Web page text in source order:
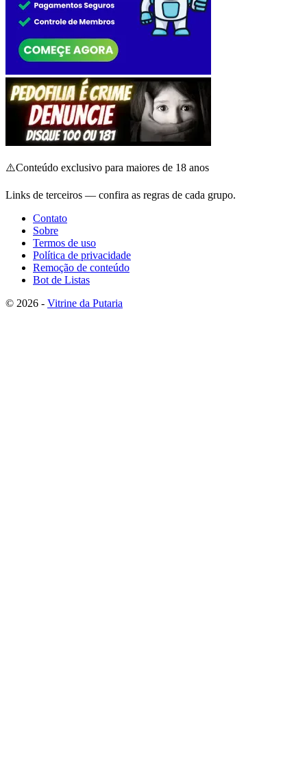
⚠️Conteúdo exclusivo para maiores de 18 anos
Links de terceiros — confira as regras de cada grupo.
Contato
Sobre
Termos de uso
Política de privacidade
Remoção de conteúdo
Bot de Listas
© 2026 - Vitrine da Putaria